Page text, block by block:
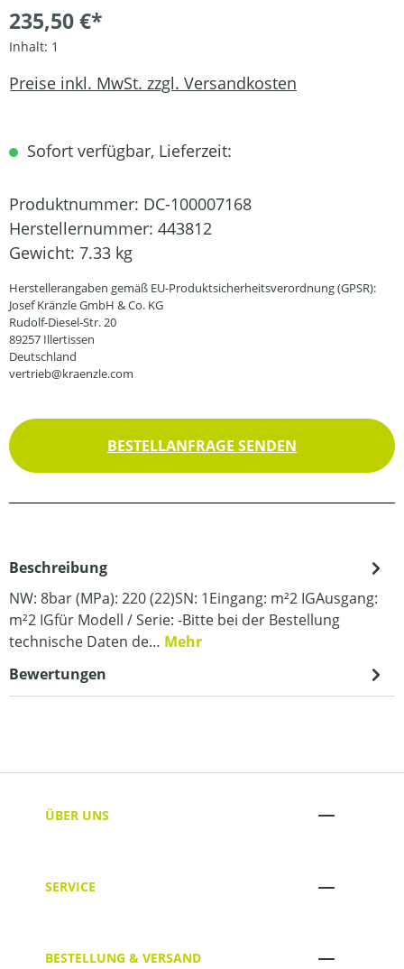
235,50 €*
Inhalt: 1
Preise inkl. MwSt. zzgl. Versandkosten
Sofort verfügbar, Lieferzeit:
Produktnummer: DC-100007168
Herstellernummer: 443812
Gewicht: 7.33 kg
Herstellerangaben gemäß EU-Produktsicherheitsverordnung (GPSR):
Josef Kränzle GmbH & Co. KG
Rudolf-Diesel-Str. 20
89257 Illertissen
Deutschland
vertrieb@kraenzle.com
BESTELLANFRAGE SENDEN
Beschreibung
NW: 8bar (MPa): 220 (22)SN: 1Eingang: m²2 IGAusgang:
m²2 IGfür Modell / Serie: -Bitte bei der Bestellung
technische Daten de… Mehr
Bewertungen
ÜBER UNS
SERVICE
BESTELLUNG & VERSAND